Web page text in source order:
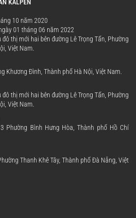
KALPEN
10 năm 2020
01 tháng 06 năm 2022
thị mới hai bên đường Lê Trọng Tấn, Phường
Việt Nam.
Khương Đình, Thành phố Hà Nội, Việt Nam.
thị mới hai bên đường Lê Trọng Tấn, Phường
Việt Nam.
Phường Bình Hưng Hòa, Thành phố Hồ Chí
Thanh Khê Tây, Thành phố Đà Nẵng, Việt